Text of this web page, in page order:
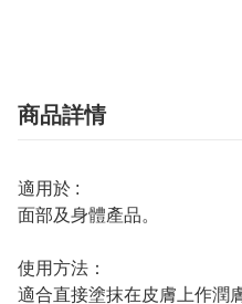
商品詳情
適用於 :
面部及身體產品。
使用方法：
適合直接塗抹在皮膚上作潤